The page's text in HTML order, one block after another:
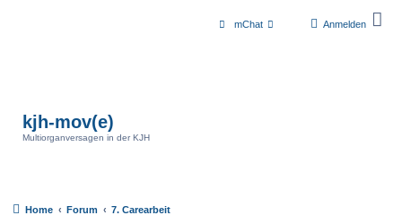
Anmelden
mChat
kjh-mov(e)
Multiorganversagen in der KJH
Home Forum 7. Carearbeit